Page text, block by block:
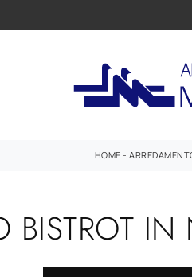
HOME -
BISTROT